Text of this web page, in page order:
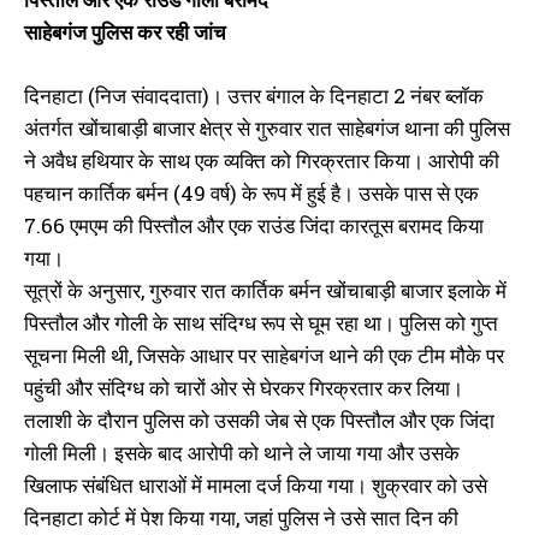
साहेबगंज पुलिस कर रही जांच
दिनहाटा (निज संवाददाता)। उत्तर बंगाल के दिनहाटा 2 नंबर ब्लॉक
अंतर्गत खोंचाबाड़ी बाजार क्षेत्र से गुरुवार रात साहेबगंज थाना की पुलिस
ने अवैध हथियार के साथ एक व्यक्ति को गिरक्रतार किया। आरोपी की
पहचान कार्तिक बर्मन (49 वर्ष) के रूप में हुई है। उसके पास से एक
7.66 एमएम की पिस्तौल और एक राउंड जिंदा कारतूस बरामद किया
गया।
सूत्रों के अनुसार, गुरुवार रात कार्तिक बर्मन खोंचाबाड़ी बाजार इलाके में
पिस्तौल और गोली के साथ संदिग्ध रूप से घूम रहा था। पुलिस को गुप्त
सूचना मिली थी, जिसके आधार पर साहेबगंज थाने की एक टीम मौके पर
पहुंची और संदिग्ध को चारों ओर से घेरकर गिरक्रतार कर लिया।
तलाशी के दौरान पुलिस को उसकी जेब से एक पिस्तौल और एक जिंदा
गोली मिली। इसके बाद आरोपी को थाने ले जाया गया और उसके
खिलाफ संबंधित धाराओं में मामला दर्ज किया गया। शुक्रवार को उसे
दिनहाटा कोर्ट में पेश किया गया, जहां पुलिस ने उसे सात दिन की